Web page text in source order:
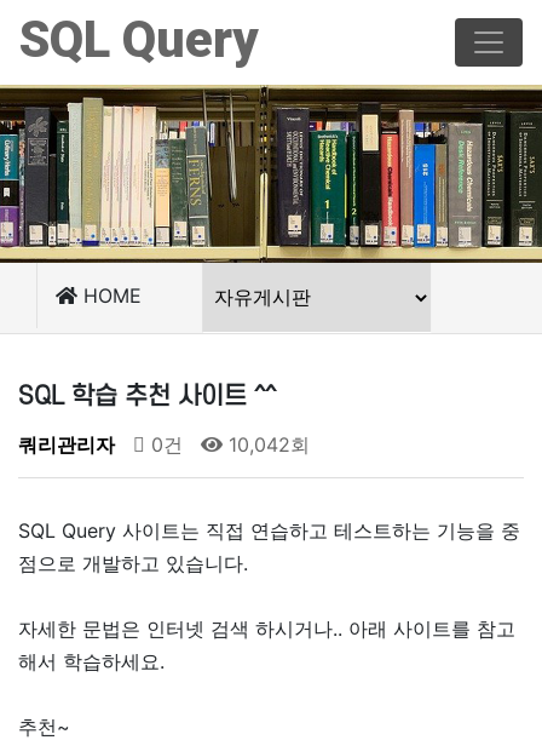
SQL Query
HOME
SQL 학습 추천 사이트 ^^
쿼리관리자 0건 10,042회
SQL Query 사이트는 직접 연습하고 테스트하는 기능을 중
점으로 개발하고 있습니다.
자세한 문법은 인터넷 검색 하시거나.. 아래 사이트를 참고
해서 학습하세요.
추천~